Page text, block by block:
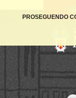
PROSEGUENDO